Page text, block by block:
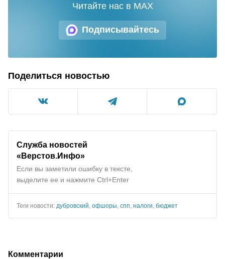
Подписывайтесь
Читайте нас в MAX
Поделиться новостью
Служба новостей
«Верстов.Инфо»
Если вы заметили ошибку в тексте,
выделите ее и нажмите Ctrl+Enter
Теги новости: дубровский офшоры спп налоги бюджет
Комментарии